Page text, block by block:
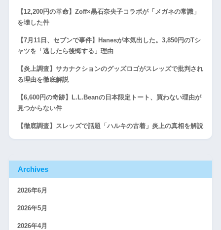
【12,200円の革命】Zoff×黒石奈央子コラボが「メガネの常識」
を壊した件
【7月11日、セブンで事件】Hanesが本気出した。3,850円のTシ
ャツを「逃したら後悔する」理由
【炎上調査】サカナクションのグッズロゴがスレッズで批判され
る理由を徹底解説
【6,600円の奇跡】L.L.Beanの日本限定トート、買わない理由が
見つからない件
【徹底調査】スレッズで話題「ハルキの古着」炎上の真相を解説
Archives
2026年6月
2026年5月
2026年4月